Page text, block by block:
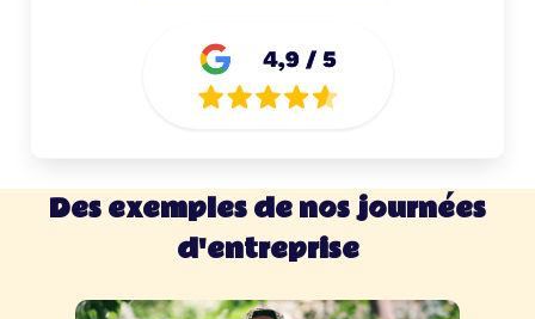
Des exemples de nos journées
d'entreprise